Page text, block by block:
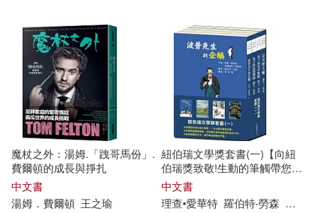
建築考試培訓研究中心組織編寫(13
馬德高(132)
上海淘米網絡科技有限公司(127)
編輯部(126)
經濟科學出版社(2272)
浙江大學出版社(1813)
人民出版社(1779)
法律出版社(1725)
本週上市新品(142)
電子書 (可複選)
適合手機平板閱讀(8048)
適合平板閱讀(6867)
魔杖之外：湯姆.「跩哥馬份」.
費爾頓的成長與掙扎
中文書
湯姆．費爾頓 王之瑜
紐伯瑞文學獎套書(一)【向紐
伯瑞獎致敬!生動的筆觸帶您領
略奇幻的世界!】
中文書
理查•愛華特 羅伯特‧勞森 芙蘿